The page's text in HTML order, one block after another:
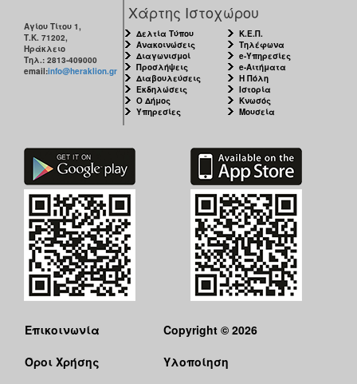
Αγίου Τίτου 1,
Τ.Κ. 71202,
Ηράκλειο
Τηλ.: 2813-409000
email:info@heraklion.gr
Χάρτης Ιστοχώρου
Δελτία Τύπου
Ανακοινώσεις
Διαγωνισμοί
Προσλήψεις
Διαβουλεύσεις
Εκδηλώσεις
Ο Δήμος
Υπηρεσίες
Κ.Ε.Π.
Τηλέφωνα
e-Υπηρεσίες
e-Αιτήματα
Η Πόλη
Ιστορία
Κνωσός
Μουσεία
Επικοινωνία
Όροι Χρήσης
Copyright © 2026
Υλοποίηση